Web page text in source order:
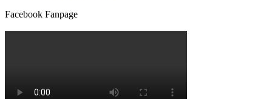
Facebook Fanpage